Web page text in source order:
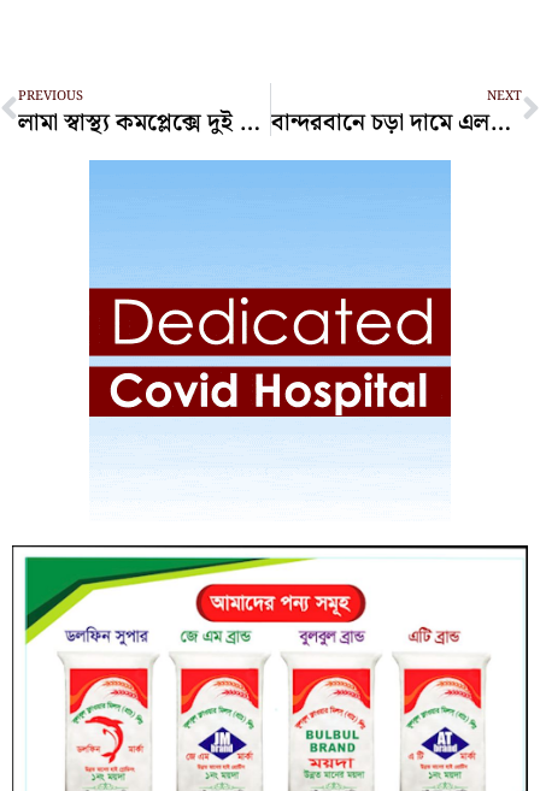
Prev
PREVIOUS
লামা স্বাস্থ্য কমপ্লেক্সে দুই অ্যাম্বুলেন্সই বিকল, রোগী পরিবহনে ভোগান্তি
NEXT
বান্দরবানে চড়া দামে এলপিজি বিক্রির দায়ে অর্থদণ্ড